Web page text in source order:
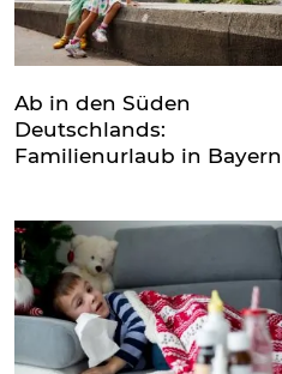
Ab in den Süden
Deutschlands:
Familienurlaub in Bayern